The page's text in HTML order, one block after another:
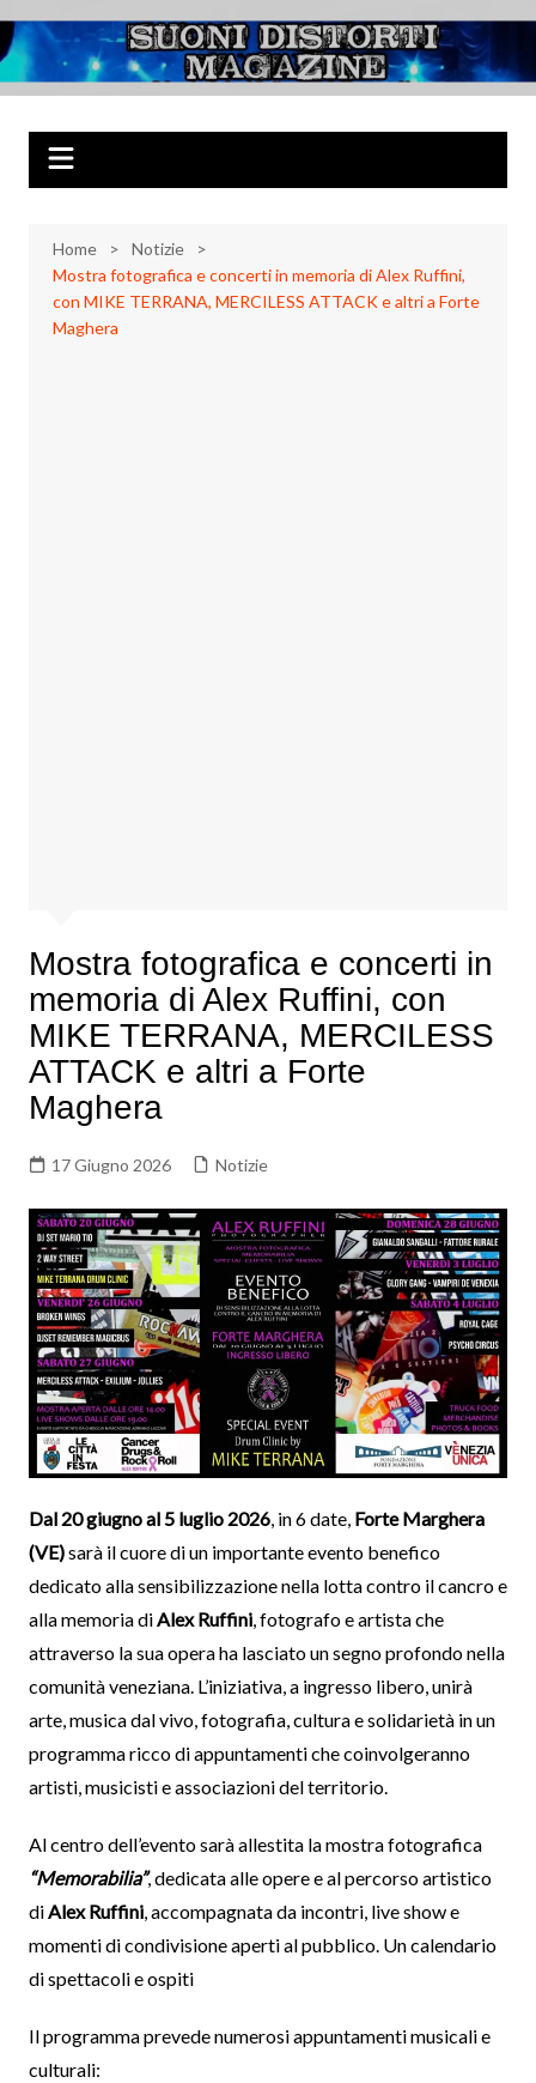
al
contenuto
Suoni Distorti
Magazine
Musica Rock, Metal, Punk e varie sonorità alternative
Home
Notizie
Mostra fotografica e concerti in memoria di Alex Ruffini,
con MIKE TERRANA, MERCILESS ATTACK e altri a Forte
Maghera
Mostra fotografica e concerti in
memoria di Alex Ruffini, con
MIKE TERRANA, MERCILESS
ATTACK e altri a Forte
Maghera
17 Giugno 2026 Notizie
Dal 20 giugno al 5 luglio 2026, in 6 date, Forte Marghera
(VE)sarà il cuore di un importante evento benefico
dedicato alla sensibilizzazione nella lotta contro il cancro e
alla memoria diAlex Ruffini, fotografo e artista che
attraverso la sua opera ha lasciato un segno profondo nella
comunità veneziana. L’iniziativa, a ingresso libero, unirà
arte, musica dal vivo, fotografia, cultura e solidarietà in un
programma ricco di appuntamenti che coinvolgeranno
artisti, musicisti e associazioni del territorio.
Al centro dell’evento sarà allestita la mostra fotografica
“Memorabilia”, dedicata alle opere e al percorso artistico
diAlex Ruffini, accompagnata da incontri, live show e
momenti di condivisione aperti al pubblico. Un calendario
di spettacoli e ospiti
Il programma prevede numerosi appuntamenti musicali e
culturali: